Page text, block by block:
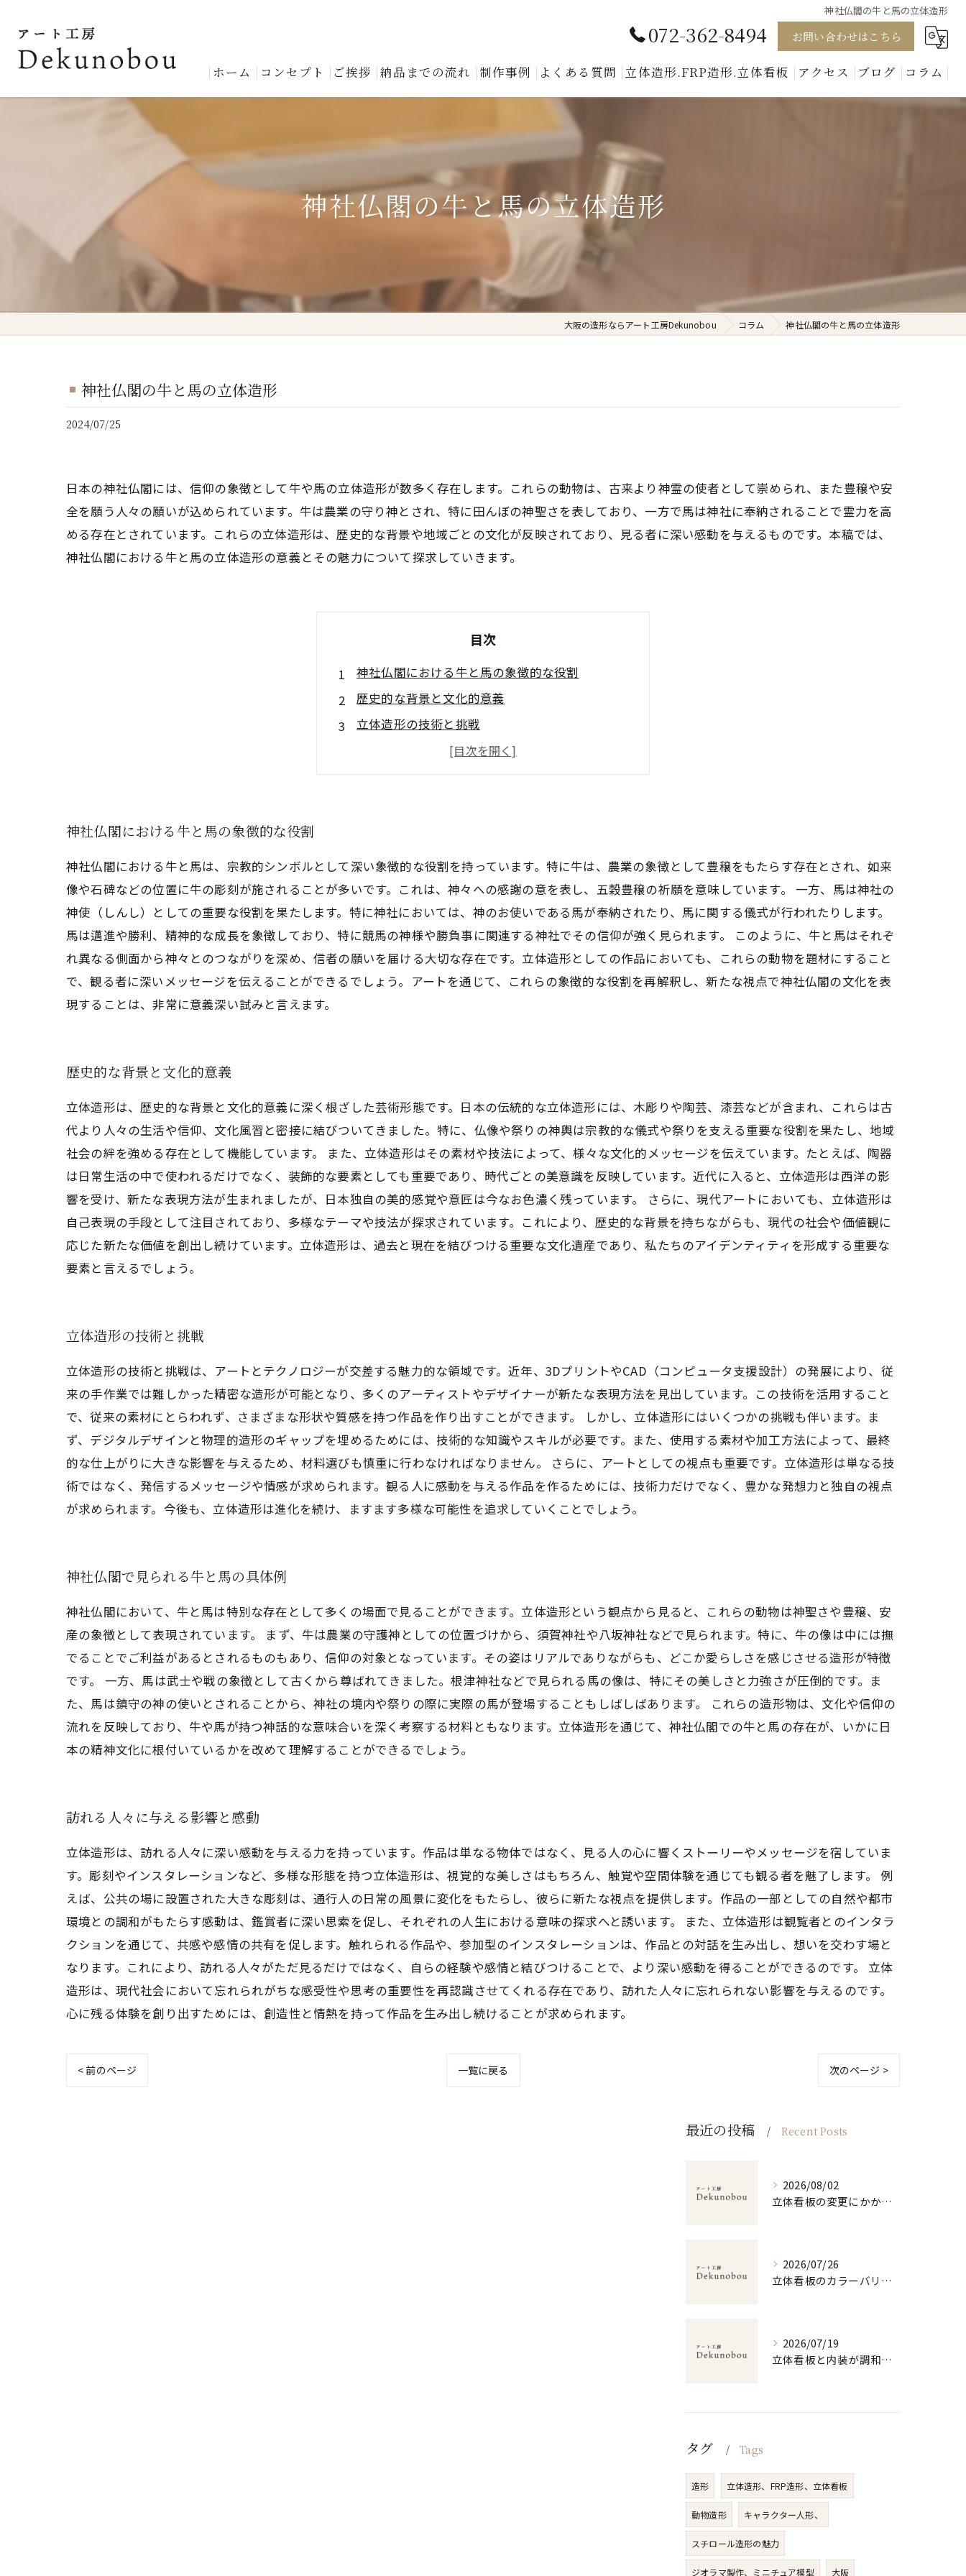
神社仏閣の牛と馬の立体造形
072-362-8494 お問い合わせはこちら
ホーム コンセプト ご挨拶 納品までの流れ 制作事例 よくある質問 立体造形.FRP造形.立体看板
キャラクター
アクセス ブログ コラム
神社仏閣の牛と馬の立体造形
大阪の造形ならアート工房Dekunobou コラム 神社仏閣の牛と馬の立体造形
神社仏閣の牛と馬の立体造形
2024/07/25
日本の神社仏閣には、信仰の象徴として牛や馬の立体造形が数多く存在します。これらの動物は、古来より神霊の使者として崇められ、また豊穣や安
全を願う人々の願いが込められています。牛は農業の守り神とされ、特に田んぼの神聖さを表しており、一方で馬は神社に奉納されることで霊力を高
める存在とされています。これらの立体造形は、歴史的な背景や地域ごとの文化が反映されており、見る者に深い感動を与えるものです。本稿では、
神社仏閣における牛と馬の立体造形の意義とその魅力について探求していきます。
目次
神社仏閣における牛と馬の象徴的な役割
歴史的な背景と文化的意義
立体造形の技術と挑戦
神社仏閣で見られる牛と馬の具体例
神社仏閣における牛と馬の象徴的な役割
神社仏閣における牛と馬は、宗教的シンボルとして深い象徴的な役割を持っています。特に牛は、農業の象徴として豊穣をもたらす存在とされ、如来
像や石碑などの位置に牛の彫刻が施されることが多いです。これは、神々への感謝の意を表し、五穀豊穣の祈願を意味しています。 一方、馬は神社の
神使（しんし）としての重要な役割を果たします。特に神社においては、神のお使いである馬が奉納されたり、馬に関する儀式が行われたりします。
馬は邁進や勝利、精神的な成長を象徴しており、特に競馬の神様や勝負事に関連する神社でその信仰が強く見られます。 このように、牛と馬はそれぞ
れ異なる側面から神々とのつながりを深め、信者の願いを届ける大切な存在です。立体造形としての作品においても、これらの動物を題材にすること
で、観る者に深いメッセージを伝えることができるでしょう。アートを通じて、これらの象徴的な役割を再解釈し、新たな視点で神社仏閣の文化を表
現することは、非常に意義深い試みと言えます。
歴史的な背景と文化的意義
立体造形は、歴史的な背景と文化的意義に深く根ざした芸術形態です。日本の伝統的な立体造形には、木彫りや陶芸、漆芸などが含まれ、これらは古
代より人々の生活や信仰、文化風習と密接に結びついてきました。特に、仏像や祭りの神輿は宗教的な儀式や祭りを支える重要な役割を果たし、地域
社会の絆を強める存在として機能しています。 また、立体造形はその素材や技法によって、様々な文化的メッセージを伝えています。たとえば、陶器
は日常生活の中で使われるだけでなく、装飾的な要素としても重要であり、時代ごとの美意識を反映しています。近代に入ると、立体造形は西洋の影
響を受け、新たな表現方法が生まれましたが、日本独自の美的感覚や意匠は今なお色濃く残っています。 さらに、現代アートにおいても、立体造形は
自己表現の手段として注目されており、多様なテーマや技法が探求されています。これにより、歴史的な背景を持ちながらも、現代の社会や価値観に
応じた新たな価値を創出し続けています。立体造形は、過去と現在を結びつける重要な文化遺産であり、私たちのアイデンティティを形成する重要な
要素と言えるでしょう。
立体造形の技術と挑戦
立体造形の技術と挑戦は、アートとテクノロジーが交差する魅力的な領域です。近年、3DプリントやCAD（コンピュータ支援設計）の発展により、従
来の手作業では難しかった精密な造形が可能となり、多くのアーティストやデザイナーが新たな表現方法を見出しています。この技術を活用すること
で、従来の素材にとらわれず、さまざまな形状や質感を持つ作品を作り出すことができます。 しかし、立体造形にはいくつかの挑戦も伴います。ま
ず、デジタルデザインと物理的造形のギャップを埋めるためには、技術的な知識やスキルが必要です。また、使用する素材や加工方法によって、最終
的な仕上がりに大きな影響を与えるため、材料選びも慎重に行わなければなりません。 さらに、アートとしての視点も重要です。立体造形は単なる技
術ではなく、発信するメッセージや情感が求められます。観る人に感動を与える作品を作るためには、技術力だけでなく、豊かな発想力と独自の視点
が求められます。今後も、立体造形は進化を続け、ますます多様な可能性を追求していくことでしょう。
神社仏閣で見られる牛と馬の具体例
神社仏閣において、牛と馬は特別な存在として多くの場面で見ることができます。立体造形という観点から見ると、これらの動物は神聖さや豊穣、安
産の象徴として表現されています。 まず、牛は農業の守護神としての位置づけから、須賀神社や八坂神社などで見られます。特に、牛の像は中には撫
でることでご利益があるとされるものもあり、信仰の対象となっています。その姿はリアルでありながらも、どこか愛らしさを感じさせる造形が特徴
です。 一方、馬は武士や戦の象徴として古くから尊ばれてきました。根津神社などで見られる馬の像は、特にその美しさと力強さが圧倒的です。ま
た、馬は鎮守の神の使いとされることから、神社の境内や祭りの際に実際の馬が登場することもしばしばあります。 これらの造形物は、文化や信仰の
流れを反映しており、牛や馬が持つ神話的な意味合いを深く考察する材料ともなります。立体造形を通じて、神社仏閣での牛と馬の存在が、いかに日
本の精神文化に根付いているかを改めて理解することができるでしょう。
訪れる人々に与える影響と感動
立体造形は、訪れる人々に深い感動を与える力を持っています。作品は単なる物体ではなく、見る人の心に響くストーリーやメッセージを宿していま
す。彫刻やインスタレーションなど、多様な形態を持つ立体造形は、視覚的な美しさはもちろん、触覚や空間体験を通じても観る者を魅了します。 例
えば、公共の場に設置された大きな彫刻は、通行人の日常の風景に変化をもたらし、彼らに新たな視点を提供します。作品の一部としての自然や都市
環境との調和がもたらす感動は、鑑賞者に深い思索を促し、それぞれの人生における意味の探求へと誘います。 また、立体造形は観覧者とのインタラ
クションを通じて、共感や感情の共有を促します。触れられる作品や、参加型のインスタレーションは、作品との対話を生み出し、想いを交わす場と
なります。これにより、訪れる人々がただ見るだけではなく、自らの経験や感情と結びつけることで、より深い感動を得ることができるのです。 立体
造形は、現代社会において忘れられがちな感受性や思考の重要性を再認識させてくれる存在であり、訪れた人々に忘れられない影響を与えるのです。
心に残る体験を創り出すためには、創造性と情熱を持って作品を生み出し続けることが求められます。
< 前のページ 一覧に戻る 次のページ >
最近の投稿 Recent Posts
2026/08/02
立体看板の変更にかかる費用内訳とデザイン選びで後悔しないための実践ガイド
2026/07/26
立体看板のカラーバリエーション選びと視認性・耐久性を両立する配色戦略ガイド
2026/07/19
立体看板と内装が調和する空間演出と素材・価格選びのポイント
タグ Tags
造形 立体造形、FRP造形、立体看板
動物造形 キャラクター人形、
スチロール造形の魅力
ジオラマ製作、ミニチュア模型 大阪